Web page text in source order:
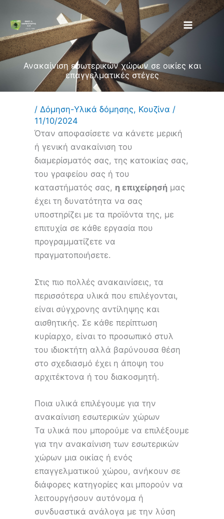
στο
περιεχόμενο
Ανακαίνιση εσωτερικών χώρων σε οικίες και
επαγγελματικές στέγες
/Δόμηση-Υλικά δόμησης, Κουζίνα /
11/10/2024
Όταν αποφασίσετε να κάνετε μερική
ή γενική ανακαίνιση του
διαμερίσματός σας, της κατοικίας σας,
του γραφείου σας ή του
καταστήματός σας, η επιχείρησή μας
έχει τη δυνατότητα να σας
υποστηρίζει με τα προϊόντα της, με
επιτυχία σε κάθε εργασία που
προγραμματίζετε να
πραγματοποιήσετε.
Στις πιο πολλές ανακαινίσεις, τα
περισσότερα υλικά που επιλέγονται,
είναι σύγχρονης αντίληψης και
αισθητικής. Σε κάθε περίπτωση
κυρίαρχο, είναι το προσωπικό στυλ
του ιδιοκτήτη αλλά βαρύνουσα θέση
στο σχεδιασμό έχει η άποψη του
αρχιτέκτονα ή του διακοσμητή.
Ποια υλικά επιλέγουμε για την
ανακαίνιση εσωτερικών χώρων
Τα υλικά που μπορούμε να επιλέξουμε
για την ανακαίνιση των εσωτερικών
χώρων μια οικίας ή ενός
επαγγελματικού χώρου, ανήκουν σε
διάφορες κατηγορίες και μπορούν να
λειτουργήσουν αυτόνομα ή
συνδυαστικά ανάλογα με την λύση